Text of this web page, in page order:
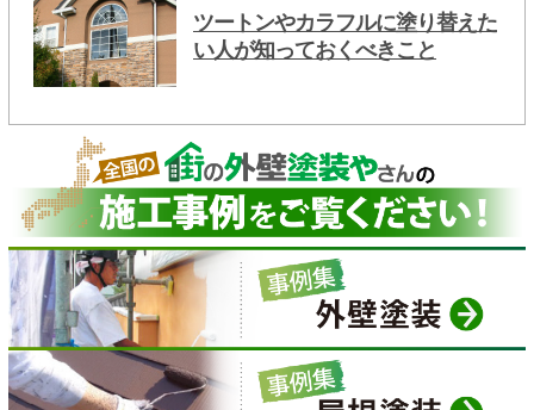
ツートンやカラフルに塗り替えた
い人が知っておくべきこと